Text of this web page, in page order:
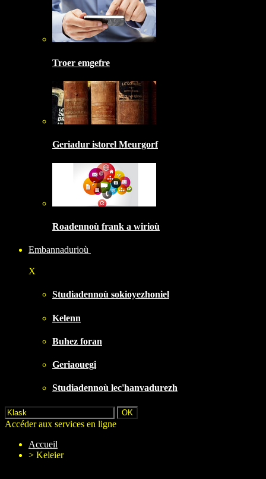
Troer emgefre
Geriadur istorel Meurgorf
Roadennoù frank a wirioù
Embannadurioù
X
Studiadennoù sokioyezhoniel
Kelenn
Buhez foran
Geriaouegi
Studiadennoù lec'hanvadurezh
Accéder aux services en ligne
Accueil
> Keleier